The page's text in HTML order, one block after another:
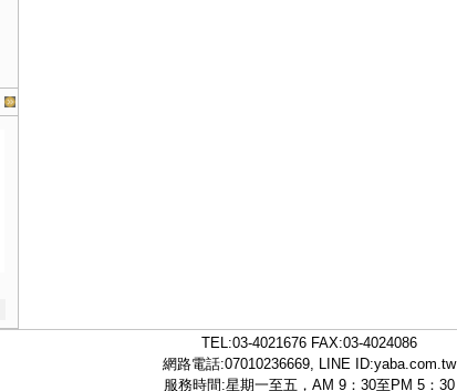
TEL:03-4021676FAX:03-4024086
網路電話:07010236669, LINE ID:yaba.com.tw
服務時間:星期一至五，AM 9：30至PM 5：30